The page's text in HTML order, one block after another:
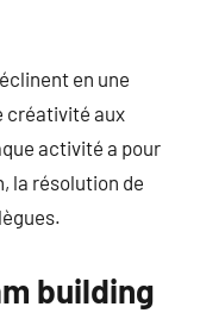
en une
créativité aux
activité a pour
la résolution de
building